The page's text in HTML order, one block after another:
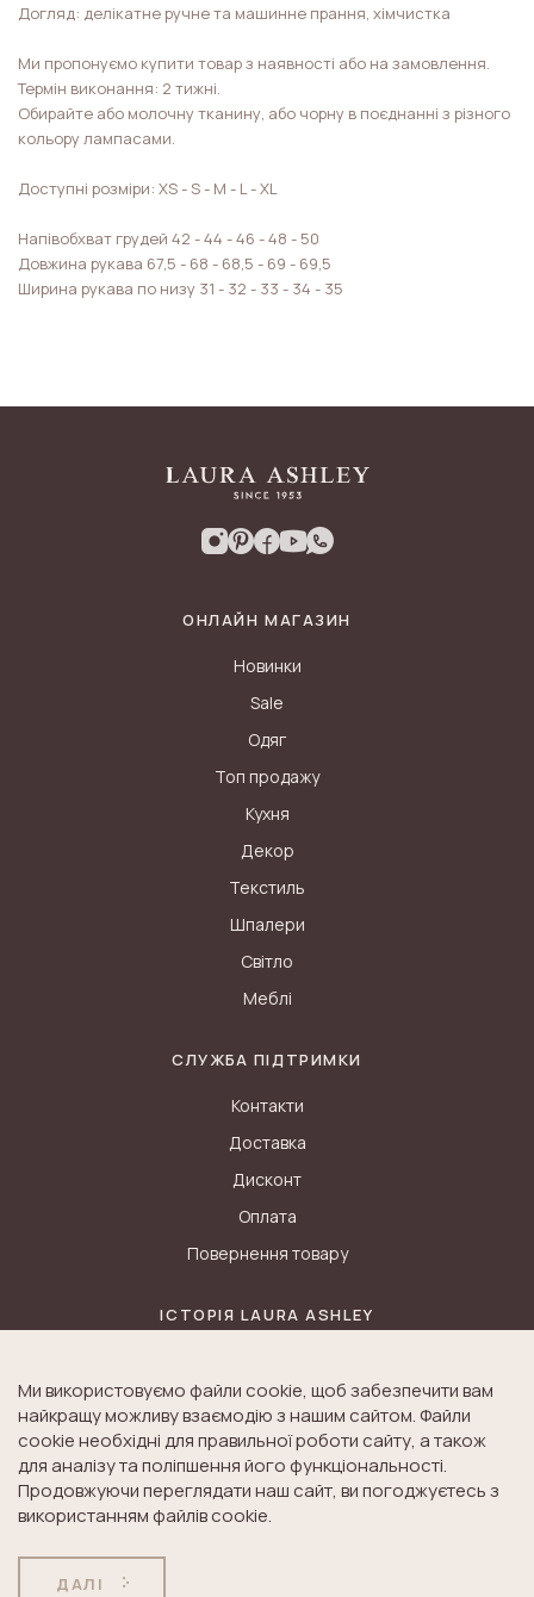
Догляд: делікатне ручне та машинне прання, хімчистка
Ми пропонуємо купити товар з наявності або на замовлення.
Термін виконання: 2 тижні.
Обирайте або молочну тканину, або чорну в поєднанні з різного
кольору лампасами.
Доступні розміри: XS - S - M - L - XL
Напівобхват грудей 42 - 44 - 46 - 48 - 50
Довжина рукава 67,5 - 68 - 68,5 - 69 - 69,5
Ширина рукава по низу 31 - 32 - 33 - 34 - 35
ОНЛАЙН МАГАЗИН
Новинки
Sale
Одяг
Топ продажу
Кухня
Декор
Текстиль
Шпалери
Світло
Меблі
СЛУЖБА ПІДТРИМКИ
Контакти
Доставка
Дисконт
Оплата
Повернення товару
ІСТОРІЯ LAURA ASHLEY
Історія K&A
Історія Laura Ashley
ДОГОВІР ПУБЛІЧНОЇ
Ми використовуємо файли cookie, щоб забезпечити вам
найкращу можливу взаємодію з нашим сайтом. Файли
cookie необхідні для правильної роботи сайту, а також
для аналізу та поліпшення його функціональності.
Продовжуючи переглядати наш сайт, ви погоджуєтесь з
використанням файлів cookie.
ДАЛІ